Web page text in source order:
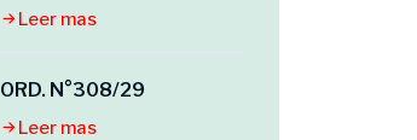
Leer mas
ORD. N°308/29
Leer mas